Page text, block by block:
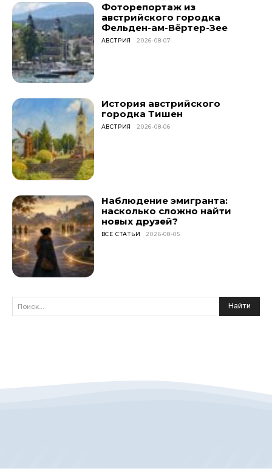
Фоторепортаж из
австрийского городка
Фельден-ам-Вёртер-Зее
АВСТРИЯ 2026-08-07
История австрийского
городка Тишен
АВСТРИЯ 2026-08-06
Наблюдение эмигранта:
насколько сложно найти
новых друзей?
ВСЕ СТАТЬИ 2026-08-05
Поиск... Найти